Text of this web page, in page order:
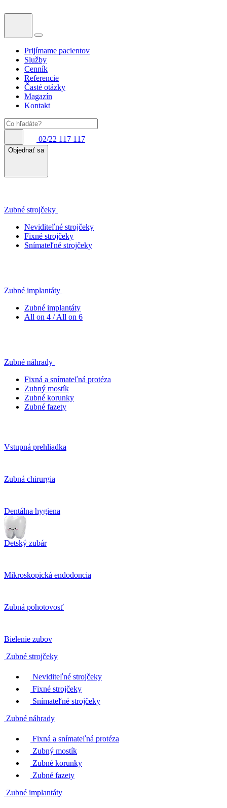
Prijímame pacientov
Služby
Cenník
Referencie
Časté otázky
Magazín
Kontakt
02/22 117 117
Objednať sa
Zubné strojčeky
Neviditeľné strojčeky
Fixné strojčeky
Snímateľné strojčeky
Zubné implantáty
Zubné implantáty
All on 4 / All on 6
Zubné náhrady
Fixná a snímateľná protéza
Zubný mostík
Zubné korunky
Zubné fazety
Vstupná prehliadka
Zubná chirurgia
Dentálna hygiena
Detský zubár
Mikroskopická endodoncia
Zubná pohotovosť
Bielenie zubov
Zubné strojčeky
Neviditeľné strojčeky
Fixné strojčeky
Snímateľné strojčeky
Zubné náhrady
Fixná a snímateľná protéza
Zubný mostík
Zubné korunky
Zubné fazety
Zubné implantáty